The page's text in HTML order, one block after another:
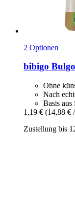
2 Optionen
bibigo
Ohne
Nach
Basis aus
1,19 € (14,88 €
Zustellung bis